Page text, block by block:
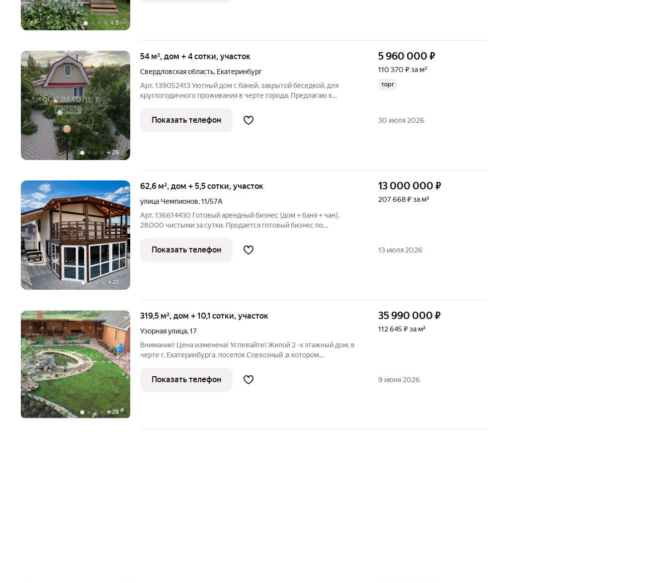
+8
+26
54 м², дом + 4 сотки, участок
Свердловская область, Екатеринбург
Арт. 139052413 Уютный дом с баней, закрытой беседкой, для
круглогодичного проживания в черте города. Предлагаю к
к комфортной жизни. О доме: Светлый и теплый дом площадью 54
кв.м. (2 этажа)
5 960 000 ₽
110 370 ₽ за м²
торг
Показать телефон 30 июля 2026
+21
62,6 м², дом + 5,5 сотки, участок
улица Чемпионов,11/57А
Арт. 136614430 Готовый арендный бизнес (дом + баня + чан).
28.000 чистыми за сутки. Продается готовый бизнес по
инвесторов, желающих получать стабильный пассивный доход
без необходимости
13 000 000 ₽
207 668 ₽ за м²
Показать телефон 13 июля 2026
+26
319,5 м², дом + 10,1 сотки, участок
Узорная улица,17
Внимание! Цена изменена! Успевайте! Жилой 2 -х этажный дом, в
черте г. Екатеринбурга. поселок Совхозный ,в котором
водоемом. Дом для семьи с детьми и с родителями. На каждом
этаже санузлы, спальные
35 990 000 ₽
112 645 ₽ за м²
Показать телефон 9 июня 2026